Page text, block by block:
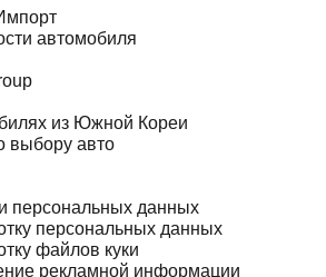
автомобиля
из Южной Кореи
выбору авто
персональных данных
персональных данных
файлов куки
рекламной информации